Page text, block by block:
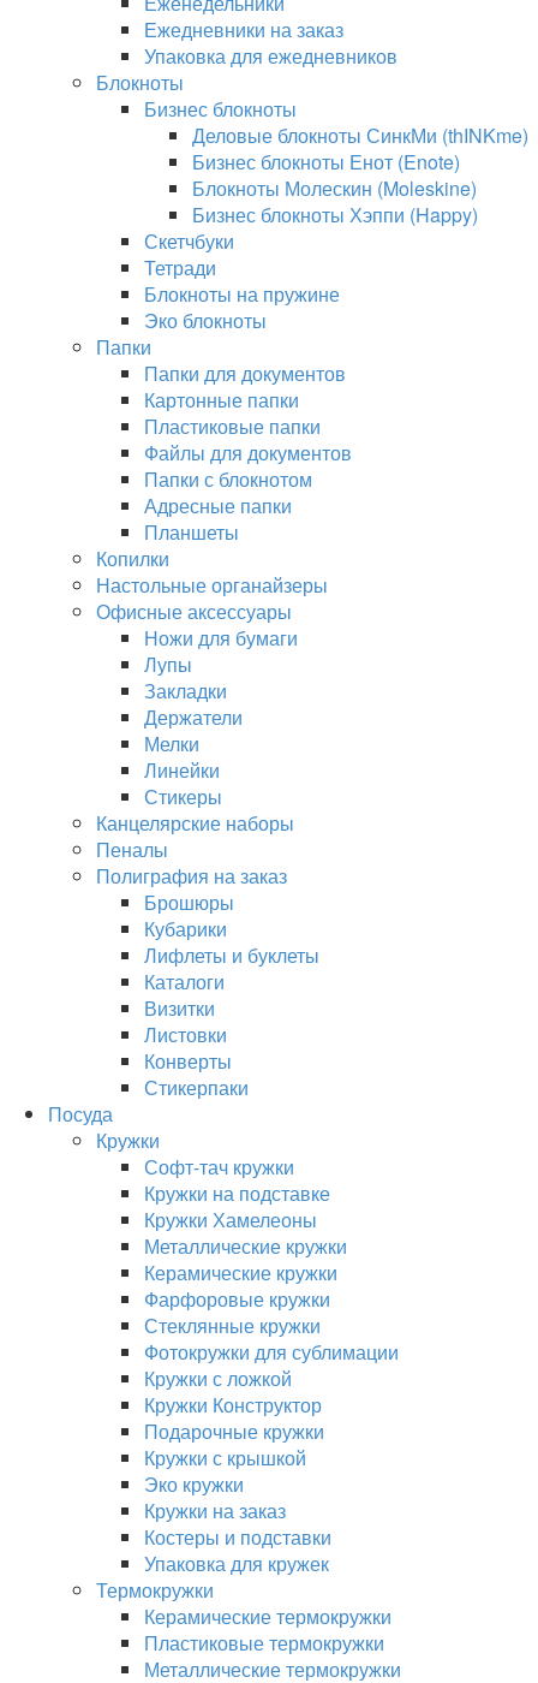
Ежедневники на заказ
Упаковка для ежедневников
Блокноты
Бизнес блокноты
Деловые блокноты СинкМи (thINKme)
Бизнес блокноты Енот (Enote)
Блокноты Молескин (Moleskine)
Бизнес блокноты Хэппи (Happy)
Скетчбуки
Тетради
Блокноты на пружине
Эко блокноты
Папки
Папки для документов
Картонные папки
Пластиковые папки
Файлы для документов
Папки с блокнотом
Адресные папки
Планшеты
Копилки
Настольные органайзеры
Офисные аксессуары
Ножи для бумаги
Лупы
Закладки
Держатели
Мелки
Линейки
Стикеры
Канцелярские наборы
Пеналы
Полиграфия на заказ
Брошюры
Кубарики
Лифлеты и буклеты
Каталоги
Визитки
Листовки
Конверты
Стикерпаки
Посуда
Кружки
Софт-тач кружки
Кружки на подставке
Кружки Хамелеоны
Металлические кружки
Керамические кружки
Фарфоровые кружки
Стеклянные кружки
Фотокружки для сублимации
Кружки с ложкой
Кружки Конструктор
Подарочные кружки
Кружки с крышкой
Эко кружки
Кружки на заказ
Костеры и подставки
Упаковка для кружек
Термокружки
Керамические термокружки
Пластиковые термокружки
Металлические термокружки